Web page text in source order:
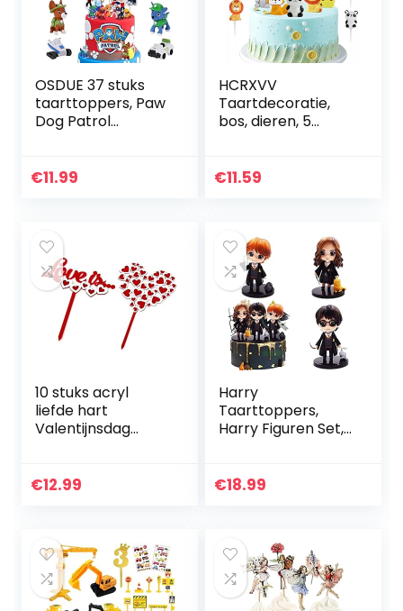
OSDUE 37 stuks
taarttoppers, Paw
Dog Patrol
kinderen Paw Dog
€11.99
HCRXVV
Taartdecoratie,
bos, dieren, 5
taartdecoratie,
€11.59
10 stuks acryl
liefde hart
Valentijnsdag
bruiloft decoraties
€12.99
Harry
Taarttoppers,
Harry Figuren Set,
Harry
Decoraties…
€18.99